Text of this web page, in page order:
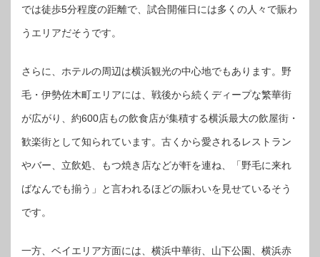
では徒歩5分程度の距離で、試合開催日には多くの人々で賑わ
うエリアだそうです。
さらに、ホテルの周辺は横浜観光の中心地でもあります。野
毛・伊勢佐木町エリアには、戦後から続くディープな繁華街
が広がり、約600店もの飲食店が集積する横浜最大の飲屋街・
歓楽街として知られています。古くから愛されるレストラン
やバー、立飲処、もつ焼き店などが軒を連ね、「野毛に来れ
ばなんでも揃う」と言われるほどの賑わいを見せているそう
です。
一方、ベイエリア方面には、横浜中華街、山下公園、横浜赤